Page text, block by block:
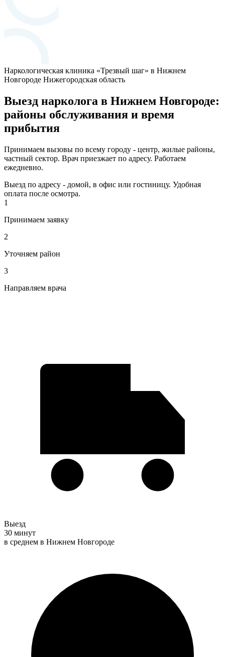
Наркологическая клиника «Трезвый шаг» в Нижнем
Новгороде Нижегородская область
Выезд нарколога в Нижнем Новгороде:
районы обслуживания и время
прибытия
Принимаем вызовы по всему городу - центр, жилые районы,
частный сектор. Врач приезжает по адресу. Работаем
ежедневно.
Выезд по адресу - домой, в офис или гостиницу. Удобная
оплата после осмотра.
1
Принимаем заявку
2
Уточняем район
3
Направляем врача
Выезд
30 минут
в среднем в Нижнем Новгороде